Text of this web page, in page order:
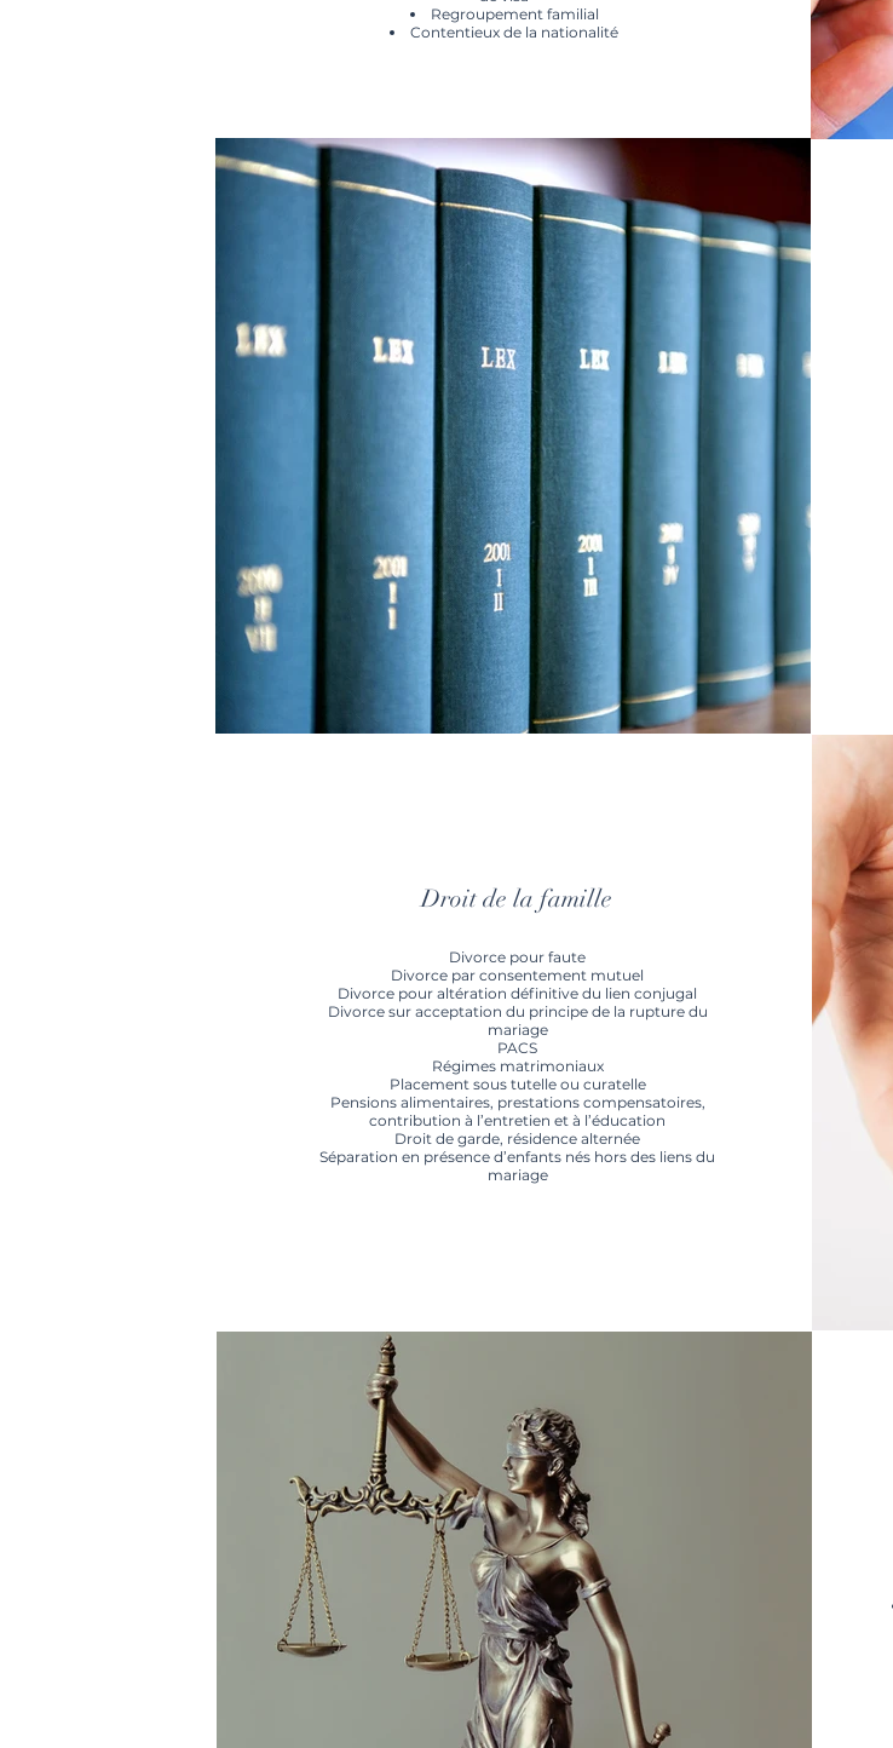
Regroupement familial
Contentieux de la nationalité
Divorce pour faute
Divorce par consentement mutuel
Divorce pour altération définitive du lien conjugal
Divorce sur acceptation du principe de la rupture du
mariage
PACS
Régimes matrimoniaux
Placement sous tutelle ou curatelle
Pensions alimentaires, prestations compensatoires,
contribution à l’entretien et à l’éducation
Droit de garde, résidence alternée
Séparation en présence d’enfants nés hors des liens du
mariage
Droit de la famille